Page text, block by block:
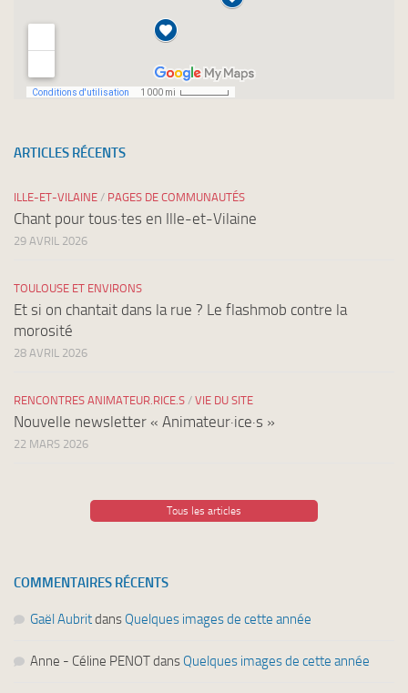
ARTICLES RÉCENTS
ILLE-ET-VILAINE / PAGES DE COMMUNAUTÉS
Chant pour tous·tes en Ille-et-Vilaine
29 AVRIL 2026
TOULOUSE ET ENVIRONS
Et si on chantait dans la rue ? Le flashmob contre la
morosité
28 AVRIL 2026
RENCONTRES ANIMATEUR.RICE.S / VIE DU SITE
Nouvelle newsletter « Animateur·ice·s »
22 MARS 2026
Tous les articles
COMMENTAIRES RÉCENTS
Gaël Aubritdans Quelques images de cette année
Anne - Céline PENOTdans Quelques images de cette année